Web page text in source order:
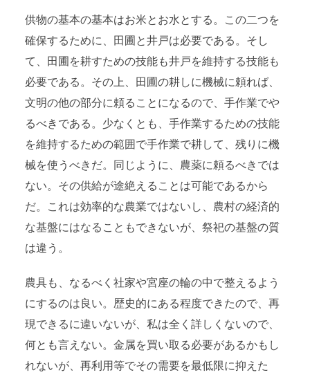
供物の基本の基本はお米とお水とする。この二つを
確保するために、田圃と井戸は必要である。そし
て、田圃を耕すための技能も井戸を維持する技能も
必要である。その上、田圃の耕しに機械に頼れば、
文明の他の部分に頼ることになるので、手作業でや
るべきである。少なくとも、手作業するための技能
を維持するための範囲で手作業で耕して、残りに機
械を使うべきだ。同じように、農薬に頼るべきでは
ない。その供給が途絶えることは可能であるから
だ。これは効率的な農業ではないし、農村の経済的
な基盤にはなることもできないが、祭祀の基盤の質
は違う。
農具も、なるべく社家や宮座の輪の中で整えるよう
にするのは良い。歴史的にある程度できたので、再
現できるに違いないが、私は全く詳しくないので、
何とも言えない。金属を買い取る必要があるかもし
れないが、再利用等でその需要を最低限に抑えた